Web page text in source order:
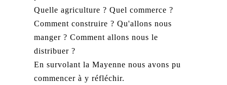
Quelle agriculture ? Quel commerce ?
Comment construire ? Qu'allons nous
manger ? Comment allons nous le
distribuer ?
En survolant la Mayenne nous avons pu
commencer à y réfléchir.